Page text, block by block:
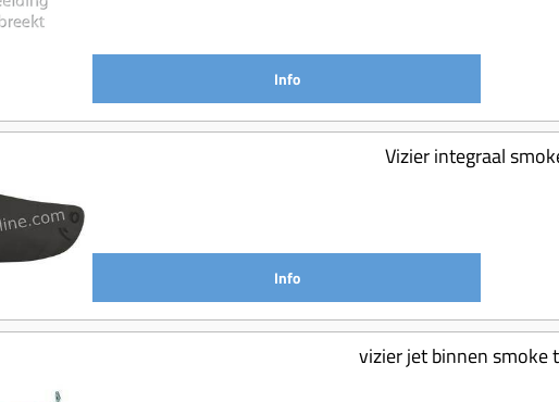
Info
Vizier integraal
Info
vizier jet binnen smoke